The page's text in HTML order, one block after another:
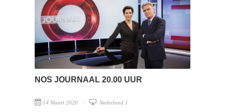
NOS JOURNAAL 20.00 UUR
14 Maart 2020 Nederland 1